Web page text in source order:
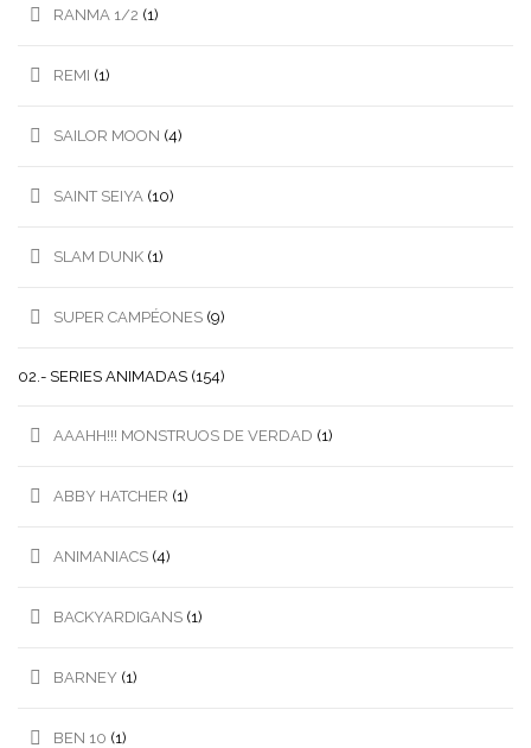
RANMA 1/2 (1)
REMI (1)
SAILOR MOON (4)
SAINT SEIYA (10)
SLAM DUNK (1)
SUPER CAMPÉONES (9)
02.- SERIES ANIMADAS (154)
AAAHH!!! MONSTRUOS DE VERDAD (1)
ABBY HATCHER (1)
ANIMANIACS (4)
BACKYARDIGANS (1)
BARNEY (1)
BEN 10 (1)